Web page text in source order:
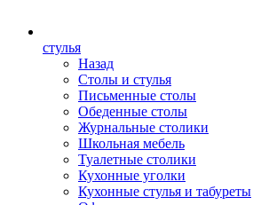
стулья
Назад
Столы и стулья
Письменные столы
Обеденные столы
Журнальные столики
Школьная мебель
Туалетные столики
Кухонные уголки
Кухонные стулья и табуреты